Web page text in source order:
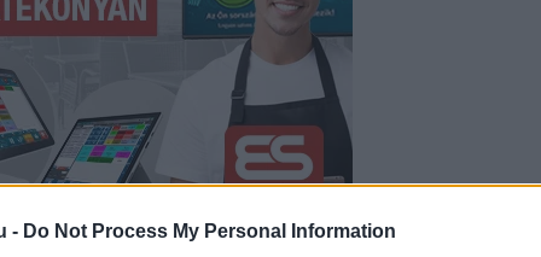
- Do Not Process My Personal Information